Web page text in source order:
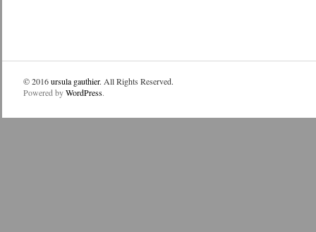
© 2016ursula gauthier. All Rights Reserved.
Powered byWordPress.